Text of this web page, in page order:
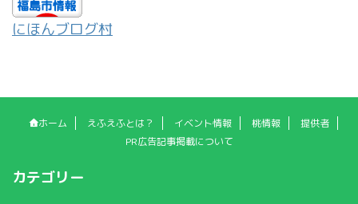
にほんブログ村
ホーム えふえふとは？ イベント情報 桃情報
提供者
PR広告記事掲載について
カテゴリー